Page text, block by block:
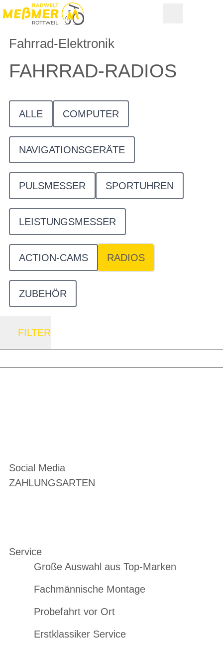
Fahrrad-Elektronik
FAHRRAD-RADIOS
ALLE COMPUTER
NAVIGATIONSGERÄTE
PULSMESSER SPORTUHREN
LEISTUNGSMESSER
ACTION-CAMS RADIOS
ZUBEHÖR
FILTER
Social Media
ZAHLUNGSARTEN
Service
Große Auswahl aus Top-Marken
Fachmännische Montage
Probefahrt vor Ort
Erstklassiker Service